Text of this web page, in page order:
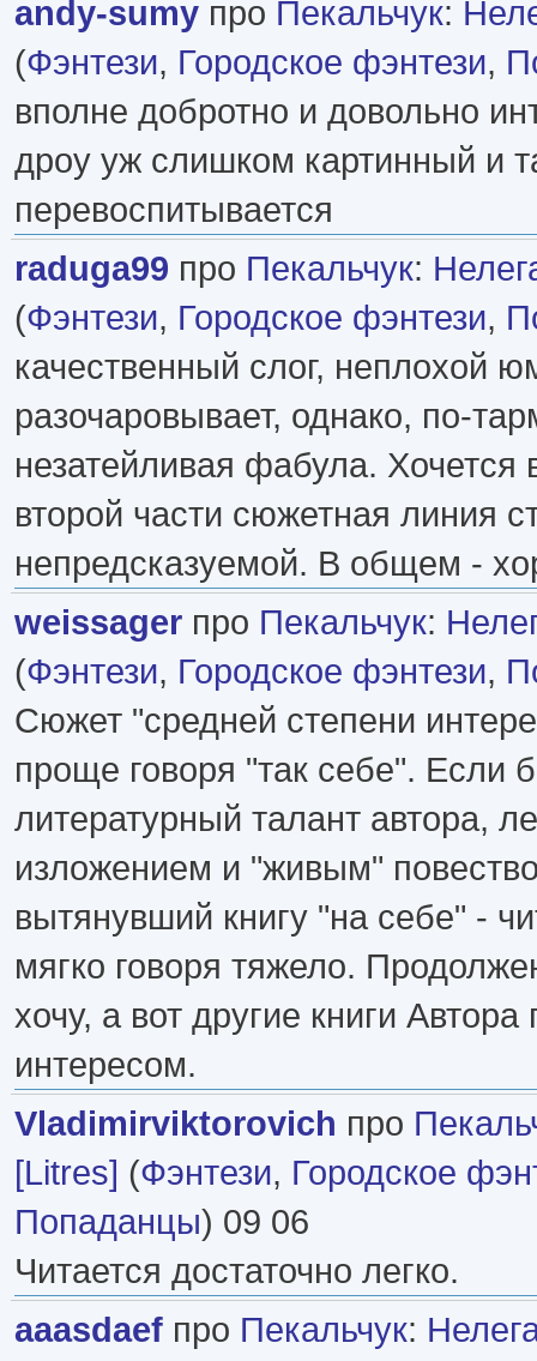
andy-sumy про Пекальчук:
(Фэнтези, Городское фэнтези,
вполне добротно и довольно
дроу уж слишком картинный и
перевоспитывается
raduga99 про Пекальчук:
(Фэнтези, Городское фэнтези,
качественный слог, неплохой
разочаровывает, однако, по-
незатейливая фабула. Хочется
второй части сюжетная линия
непредсказуемой. В общем -
weissager про Пекальчук:
(Фэнтези, Городское фэнтези,
Сюжет "средней степени
проще говоря "так себе". Если
литературный талант автора,
изложением и "живым"
вытянувший книгу "на себе" -
мягко говоря тяжело.
хочу, а вот другие книги
интересом.
Vladimirviktorovich про
[Litres] (Фэнтези, Городское
Попаданцы) 09 06
Читается достаточно легко.
aaasdaef про Пекальчук: